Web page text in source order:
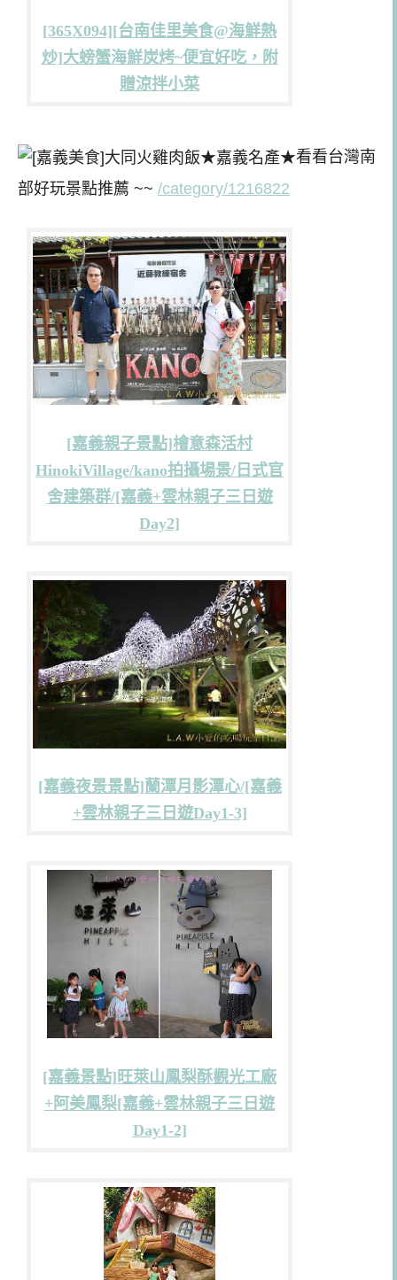
[365X094][台南佳里美食@海鮮熱
炒]大螃蟹海鮮炭烤~便宜好吃，附
贈涼拌小菜
看看台灣南
部好玩景點推薦 ~~ /category/1216822
[嘉義親子景點]檜意森活村
HinokiVillage/kano拍攝場景/日式官
舍建築群/[嘉義+雲林親子三日遊
Day2]
[嘉義夜景景點]蘭潭月影潭心/[嘉義
+雲林親子三日遊Day1-3]
[嘉義景點]旺萊山鳳梨酥觀光工廠
+阿美鳳梨[嘉義+雲林親子三日遊
Day1-2]